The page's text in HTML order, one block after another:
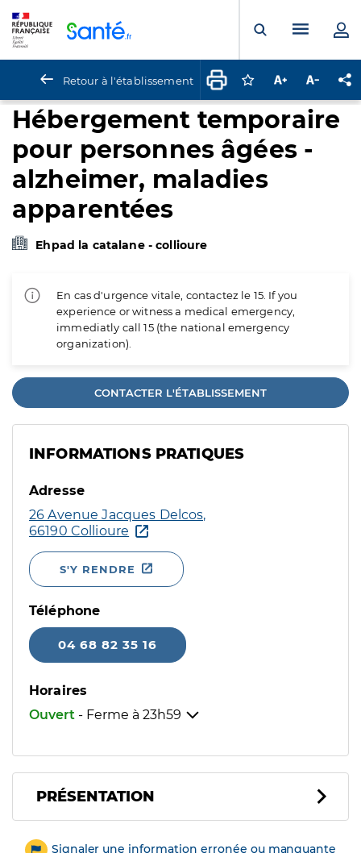
Ouvrir laMenu
Retour à l'établissement Connectez-vous
Augmenter la
Hébergement temporaire
pour personnes âgées -
alzheimer, maladies
apparentées
Ehpad la catalane - collioure
En cas d'urgence vitale, contactez le 15. If you
experience or witness a medical emergency,
immediatly call 15 (the national emergency
organization).
CONTACTER L'ÉTABLISSEMENT
INFORMATIONS PRATIQUES
Adresse
26 Avenue Jacques Delcos,
66190 Collioure
S'Y RENDRE
Téléphone
04 68 82 35 16
Horaires
Ouvert - Ferme à 23h59
PRÉSENTATION
Signaler une information erronée ou manquante